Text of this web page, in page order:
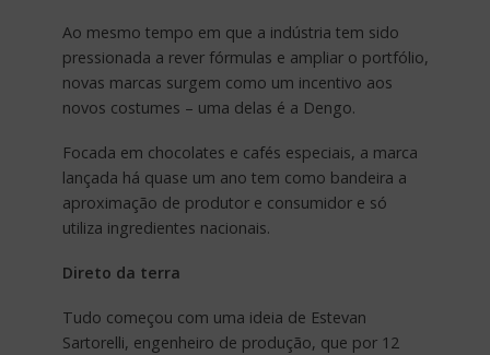
Ao mesmo tempo em que a indústria tem sido
pressionada a rever fórmulas e ampliar o portfólio,
novas marcas surgem como um incentivo aos
novos costumes – uma delas é a Dengo.
Focada em chocolates e cafés especiais, a marca
lançada há quase um ano tem como bandeira a
aproximação de produtor e consumidor e só
utiliza ingredientes nacionais.
Direto da terra
Tudo começou com uma ideia de Estevan
Sartorelli, engenheiro de produção, que por 12